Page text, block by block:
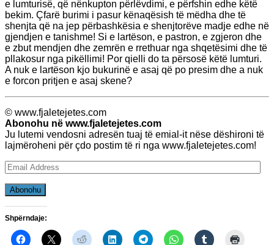
e lumturisë, që nënkupton përlëvdimi, e përfshin edhe këtë
bekim. Çfarë burimi i pasur kënaqësish të mëdha dhe të
shenjta që na jep përbashkësia e shenjtorëve madje edhe në
gjendjen e tanishme! Si e lartëson, e pastron, e zgjeron dhe
e zbut mendjen dhe zemrën e rrethuar nga shqetësimi dhe të
pllakosur nga pikëllimi! Por qielli do ta përsosë këtë lumturi.
A nuk e lartëson kjo bukurinë e asaj që po presim dhe a nuk
e forcon pritjen e asaj skene?
© www.fjaletejetes.com
Abonohu në www.fjaletejetes.com
Ju lutemi vendosni adresën tuaj të emial-it nëse dëshironi të
lajmëroheni për çdo postim të ri nga www.fjaletejetes.com!
Email
Address
Abonohu
Shpërndaje: